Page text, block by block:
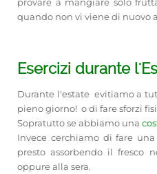
quando non vi viene di nuovo
Esercizi durante
Durante l'estate evitiamo a
pieno giorno! o di fare sforzi
Sopratutto se abbiamo una
Invece cerchiamo di fare
presto assorbendo il fresco
oppure alla sera.